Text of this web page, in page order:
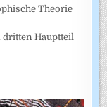
Theorie
Hauptteil